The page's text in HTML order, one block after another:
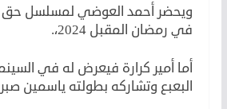
ويحضر أحمد العوضي لمسلسل حق
في رمضان المقبل 2024،.
أما أمير كرارة فيعرض له في
البعبع وتشاركه بطولته ياسمين